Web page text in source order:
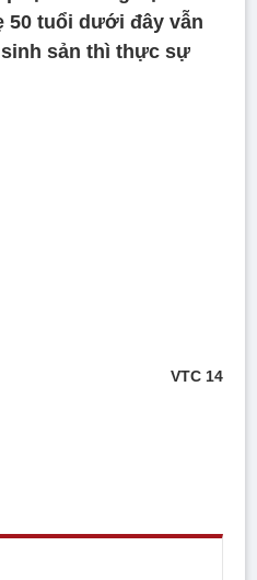
50 tuổi dưới đây vẫn
sản thì thực sự
VTC 14